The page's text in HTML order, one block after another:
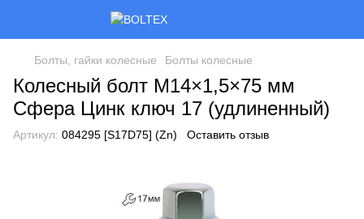
Болты, гайки колесные Болты колесные
Колесный болт M14×1,5×75 мм
Сфера Цинк ключ 17 (удлиненный)
Артикул: 084295 [S17D75] (Zn) Оставить отзыв